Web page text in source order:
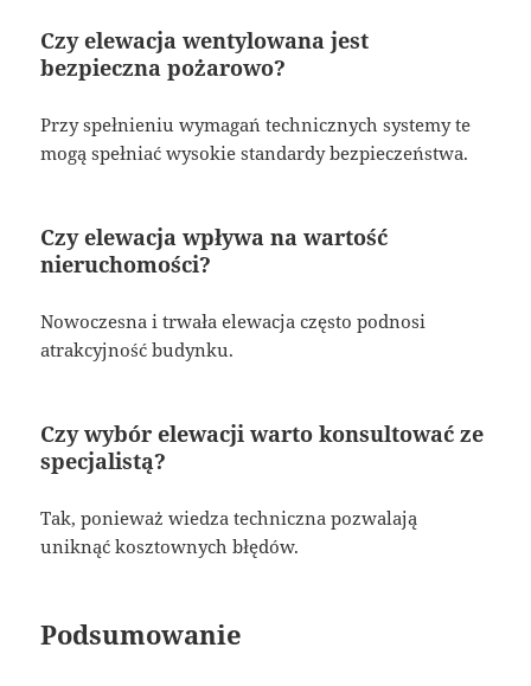
Czy elewacja wentylowana jest
bezpieczna pożarowo?
Przy spełnieniu wymagań technicznych systemy te
mogą spełniać wysokie standardy bezpieczeństwa.
Czy elewacja wpływa na wartość
nieruchomości?
Nowoczesna i trwała elewacja często podnosi
atrakcyjność budynku.
Czy wybór elewacji warto konsultować ze
specjalistą?
Tak, ponieważ wiedza techniczna pozwalają
uniknąć kosztownych błędów.
Podsumowanie